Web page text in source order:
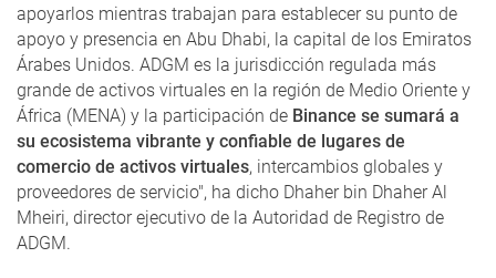
apoyarlos mientras trabajan para establecer su punto de
apoyo y presencia en Abu Dhabi, la capital de los Emiratos
Árabes Unidos. ADGM es la jurisdicción regulada más
grande de activos virtuales en la región de Medio Oriente y
África (MENA) y la participación de Binance se sumará a
su ecosistema vibrante y confiable de lugares de
comercio de activos virtuales, intercambios globales y
proveedores de servicio", ha dicho Dhaher bin Dhaher Al
Mheiri, director ejecutivo de la Autoridad de Registro de
ADGM.